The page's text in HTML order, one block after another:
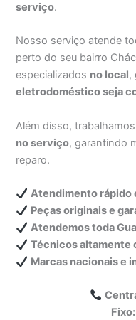
serviço.
Nosso serviço atende
perto do seu bairro
especializados no local,
eletrodoméstico seja
Além disso,
no serviço, garantindo
reparo.
Atendimento rápido
Peças originais e
Atendemos toda
Técnicos altamente
Marcas nacionais e